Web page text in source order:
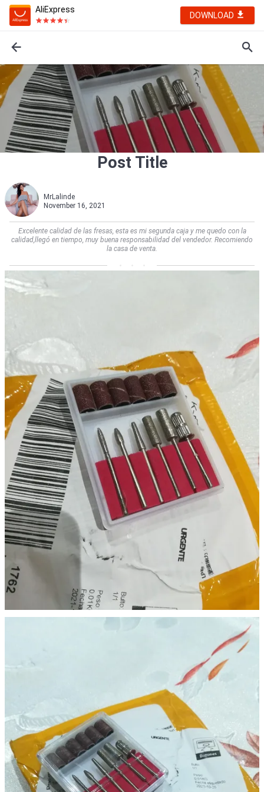
AliExpress
DOWNLOAD
Post Title
MrLalinde
November 16, 2021
Excelente calidad de las fresas, esta es mi segunda caja y me quedo con la
calidad,llegó en tiempo, muy buena responsabilidad del vendedor. Recomiendo
la casa de venta.